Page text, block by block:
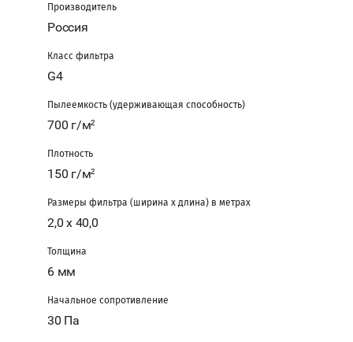
Политика
конфиденциальности
Главная
Назад
Вход
в
кабинет
Логин
или
mail:
Производитель
Россия
Класс фильтра
G4
Пылеемкость (удерживающая способность)
700 г/м²
Плотность
150 г/м²
Размеры фильтра (ширина х длина) в метрах
2,0 x 40,0
Толщина
6 мм
Начальное сопротивление
30 Па